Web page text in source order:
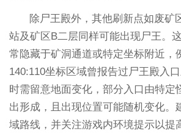
除尸王殿外，其他刷新点如废矿
站及矿区B二层同样可能出现尸王。
常隐藏于矿洞通道或特定坐标附近，
140:110坐标区域曾报告过尸王殿入
时需留意地面变化，部分入口由特定
出形成，且出现位置可能随机变化。
域路线，并关注游戏内环境提示以提